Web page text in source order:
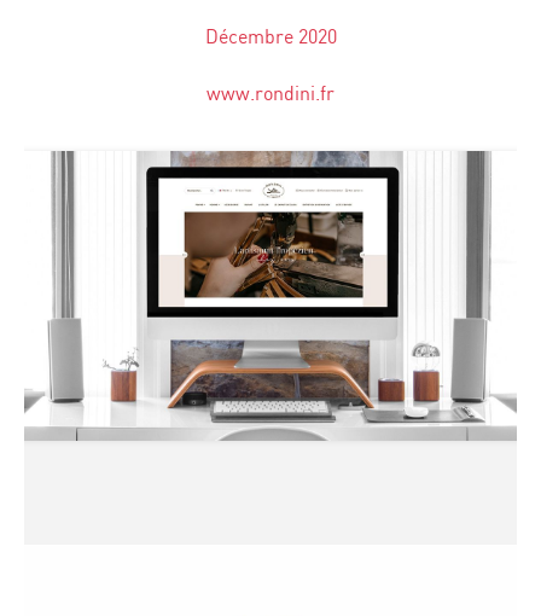
Décembre 2020
www.rondini.fr